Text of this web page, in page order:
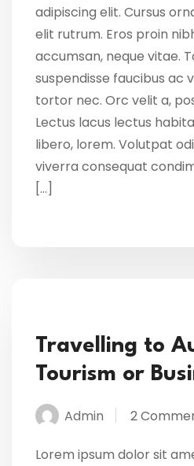
adipiscing elit. Cursus
elit rutrum. Eros proin
accumsan, neque vitae.
suspendisse faucibus ac
tortor nec. Orc velit a,
Lectus lacus lectus
libero, lorem. Volutpat
viverra consequat
[…]
Travelling to
Tourism or
Admin 2
Lorem ipsum dolor sit